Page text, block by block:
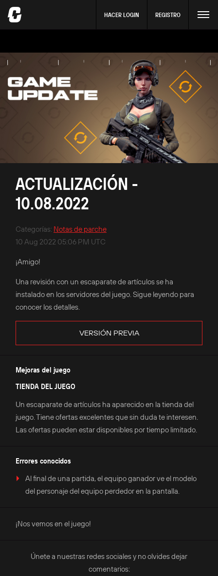
HACER LOGIN REGISTRO
ACTUALIZACIÓN -
10.08.2022
Categorías: Notas de parche
10 Aug 2022 05:06 PM UTC
¡Amigo!
Una revisión con un escaparate de artículos se ha
instalado en los servidores del juego. Sigue leyendo para
conocer los detalles.
VERSIÓN PREVIA
Mejoras del juego
TIENDA DEL JUEGO
Un escaparate de artículos ha aparecido en la tienda del
juego. Tiene ofertas excelentes que sin duda te interesen.
Las ofertas pueden estar disponibles por tiempo limitado.
Errores conocidos
Al final de una partida, el equipo ganador ve el modelo
del personaje del equipo perdedor en la pantalla.
¡Nos vemos en el juego!
Únete a nuestras redes sociales y no olvides dejar
comentarios: